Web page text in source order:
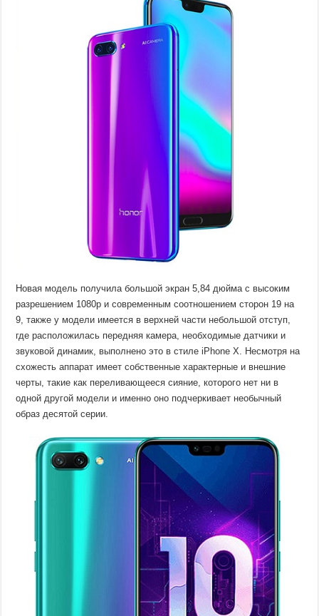
Новая модель получила большой экран 5,84 дюйма с высоким
разрешением 1080p и современным соотношением сторон 19 на
9, также у модели имеется в верхней части небольшой отступ,
где расположилась передняя камера, необходимые датчики и
звуковой динамик, выполнено это в стиле iPhone X. Несмотря на
схожесть аппарат имеет собственные характерные и внешние
черты, такие как переливающееся сияние, которого нет ни в
одной другой модели и именно оно подчеркивает необычный
образ десятой серии.